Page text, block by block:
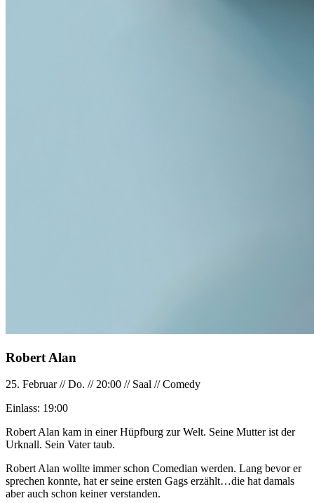
Robert Alan
25. Februar//Do. //20:00 // Saal //Comedy
Einlass: 19:00
Robert Alan kam in einer Hüpfburg zur Welt. Seine Mutter ist der
Urknall. Sein Vater taub.
Robert Alan wollte immer schon Comedian werden. Lang bevor er
sprechen konnte, hat er seine ersten Gags erzählt…die hat damals
aber auch schon keiner verstanden.